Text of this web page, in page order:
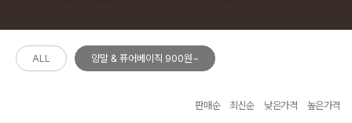
ALL 양말 & 퓨어베이직 900원~
판매순 최신순 낮은가격 높은가격